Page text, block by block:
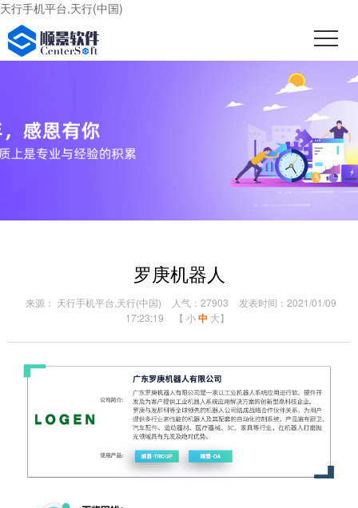
天行手机平台,天行(中国)
罗庚机器人
来源： 天行手机平台,天行(中国) 人气：27903
发表时间：2021/01/09
17:23:19
【 小 中 大】